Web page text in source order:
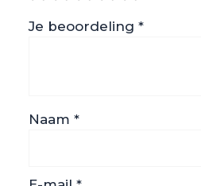
Je beoordeling *
Naam *